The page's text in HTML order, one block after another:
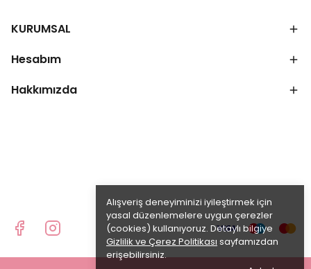
Alışveriş deneyiminizi iyileştirmek için
yasal düzenlemelere uygun çerezler
(cookies) kullanıyoruz. Detaylı bilgiye
Gizlilik ve Çerez Politikası sayfamızdan
erişebilirsiniz.
KURUMSAL
Hesabım
Hakkımızda